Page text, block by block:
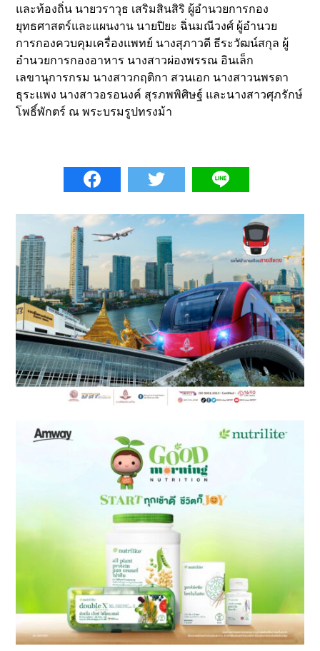
และท้องถิ่น นายวราวุธ เสริมสินสิริ ผู้อำนวยการกอง
ยุทธศาสตร์และแผนงาน นายปิยะ ฉิ่นมณีวงศ์ ผู้อำนวย
การกองควบคุมเครื่องแพทย์ นางสุภาวดี ธีระวัฒน์สกุล ผู้
อำนวยการกองอาหาร นางสาวผ่องพรรณ อินเล็ก
เลขานุการกรม นางสาวกฤติกา สวนเอก นางสาวนพรดา
ธุระแพง นางสาวอรอนงค์ สุรภพพิศิษฐ์ และนางสาวศุภรักษ์
โพธิ์พักตร์ ณ พระบรมรูปทรงม้า